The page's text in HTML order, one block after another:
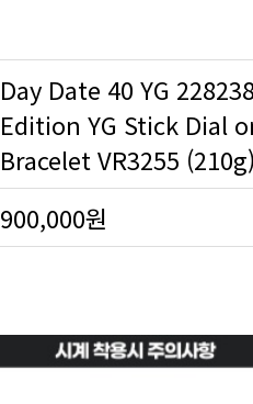
Bracelet VR3255
900,000원